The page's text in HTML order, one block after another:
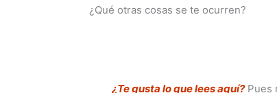
¿Qué otras cosas se te ocurren?
¿Te gusta lo que lees aquí?Pues